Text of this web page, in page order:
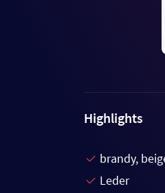
Highlights
brandy,
Leder